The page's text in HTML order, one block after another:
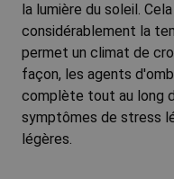
la lumière du soleil.
considérablement la
permet un climat de
façon, les agents
complète tout au long
symptômes de stress
légères.